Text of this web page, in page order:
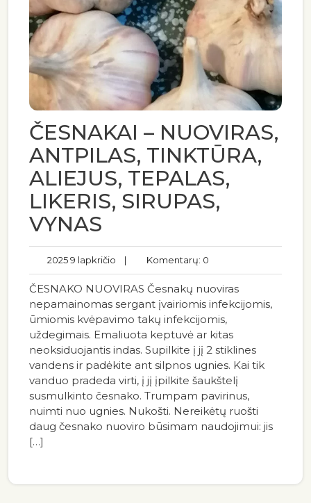
ČESNAKAI – NUOVIRAS,
ANTPILAS, TINKTŪRA,
ALIEJUS, TEPALAS,
LIKERIS, SIRUPAS,
VYNAS
2025 9 lapkričio | Komentarų: 0
ČESNAKO NUOVIRAS Česnakų nuoviras
nepamainomas sergant įvairiomis infekcijomis,
ūmiomis kvėpavimo takų infekcijomis,
uždegimais. Emaliuota keptuvė ar kitas
neoksiduojantis indas. Supilkite į jį 2 stiklines
vandens ir padėkite ant silpnos ugnies. Kai tik
vanduo pradeda virti, į jį įpilkite šaukštelį
susmulkinto česnako. Trumpam pavirinus,
nuimti nuo ugnies. Nukošti. Nereikėtų ruošti
daug česnako nuoviro būsimam naudojimui: jis
[…]